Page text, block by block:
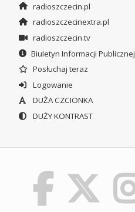
radioszczecin.pl
radioszczecinextra.pl
radioszczecin.tv
Biuletyn Informacji Publicznej
Posłuchaj teraz
Logowanie
DUŻA CZCIONKA
DUŻY KONTRAST